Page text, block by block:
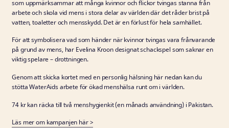
som uppmärksammar att många kvinnor och flickor tvingas stanna från
arbete och skola vid mens i stora delar av världen där det råder brist på
vatten, toaletter och mensskydd. Det är en förlust för hela samhället.
För att symbolisera vad som händer när kvinnor tvingas vara frånvarande
på grund av mens, har Evelina Kroon designat schackspel som saknar en
viktig spelare – drottningen.
Genom att skicka kortet med en personlig hälsning här nedan kan du
stötta WaterAids arbete för ökad menshälsa runt om i världen.
74 kr kan räcka till två menshygienkit (en månads användning) i Pakistan.
Läs mer om kampanjen här >